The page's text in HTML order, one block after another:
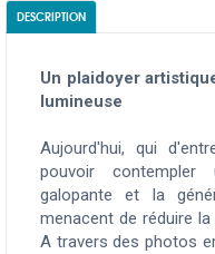
DESCRIPTION
Un plaidoyer
lumineuse
Aujourd'hui, qui
pouvoir
galopante et la
menacent de réduire
A travers des photos